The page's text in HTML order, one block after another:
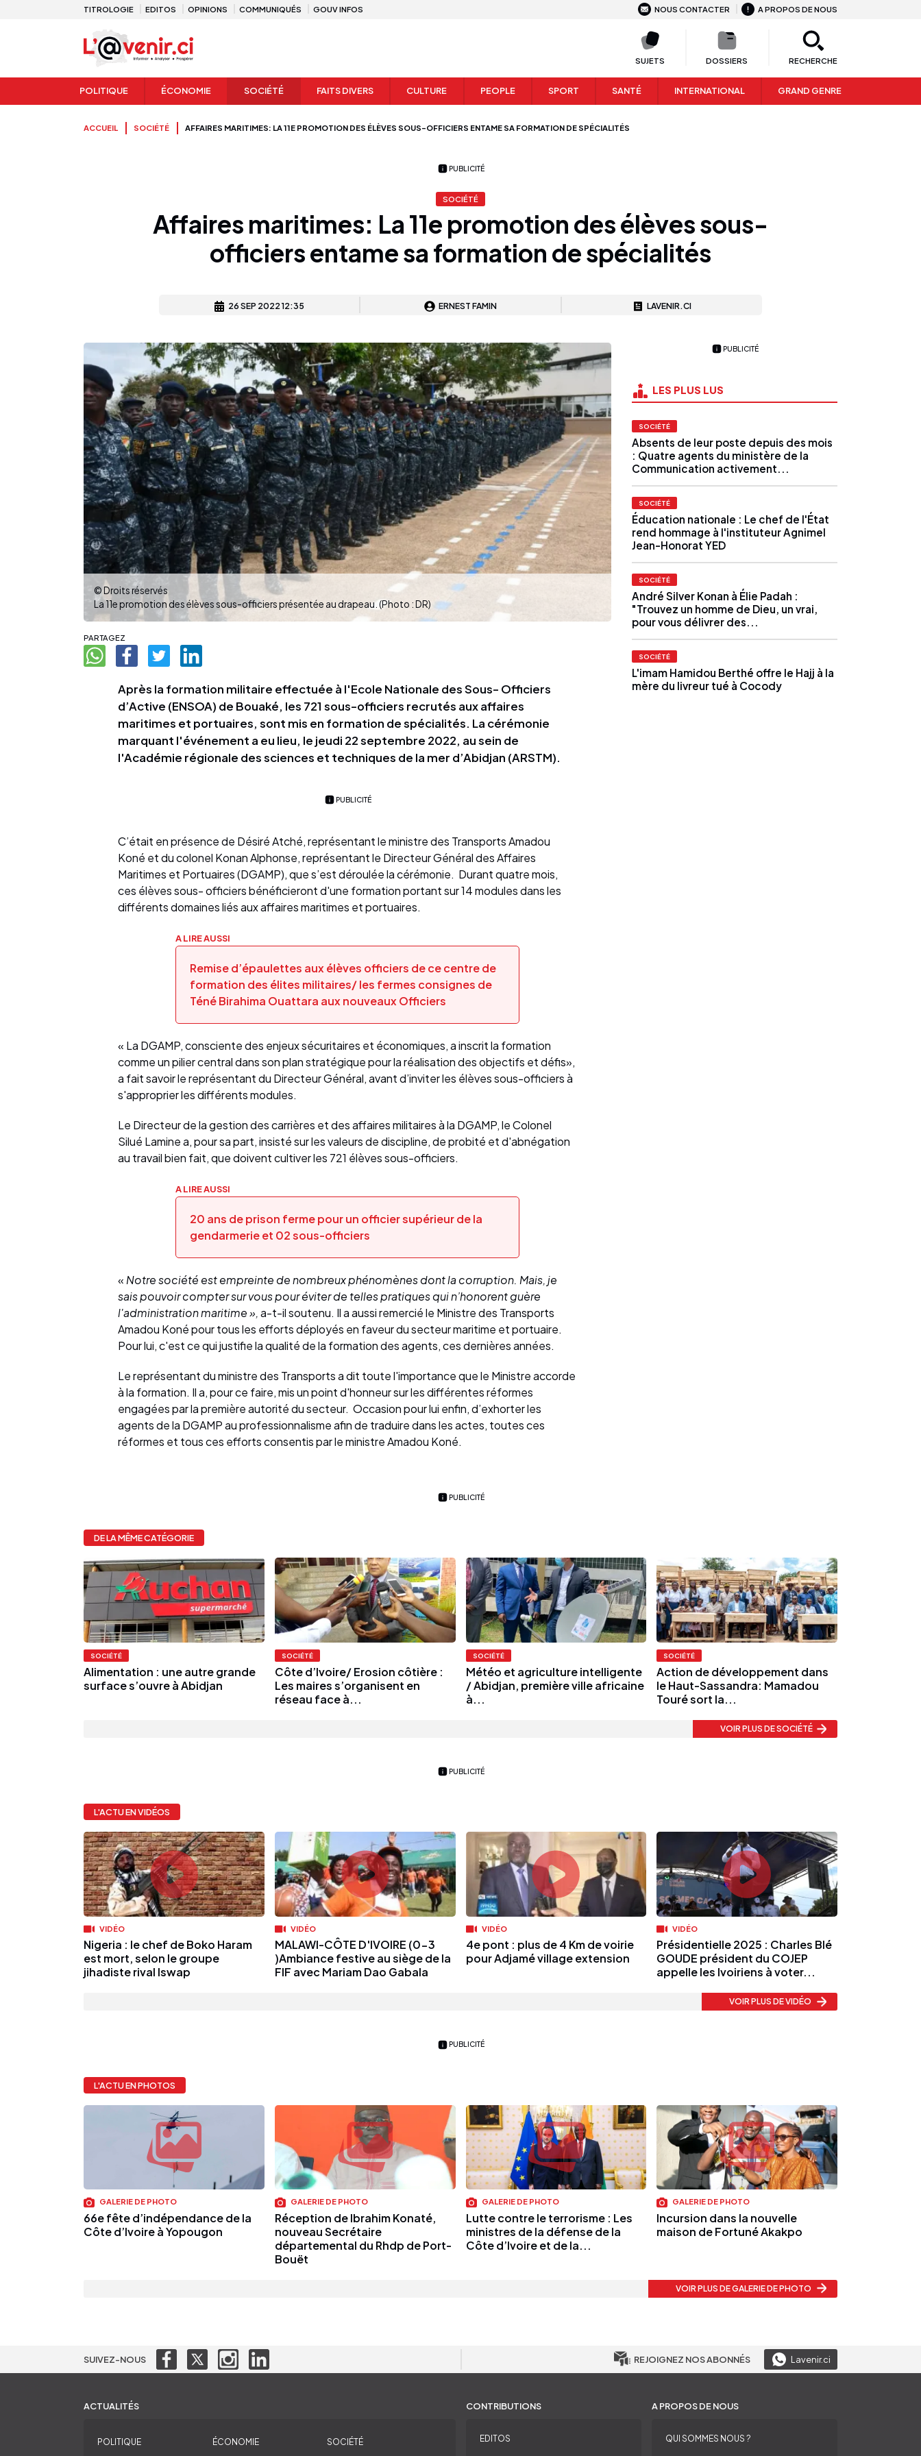
TITROLOGIE EDITOS OPINIONS COMMUNIQUÉS GOUV INFOS NOUS CONTACTER A PROPOS DE NOUS
SUJETS DOSSIERS RECHERCHE
POLITIQUE ÉCONOMIE SOCIÉTÉ FAITS DIVERS CULTURE PEOPLE SPORT SANTÉ INTERNATIONAL GRAND GENRE
ACCUEIL SOCIÉTÉ AFFAIRES MARITIMES: LA 11E PROMOTION DES ÉLÈVES SOUS-OFFICIERS ENTAME SA FORMATION DE SPÉCIALITÉS
PUBLICITÉ
SOCIÉTÉ
Affaires maritimes: La 11e promotion des élèves sous-
officiers entame sa formation de spécialités
26 SEP 2022 12:35 ERNEST FAMIN LAVENIR.CI
© Droits réservés
La 11e promotion des élèves sous-officiers présentée au drapeau. (Photo : DR)
PARTAGEZ
Après la formation militaire effectuée à l'Ecole Nationale des Sous- Officiers
d’Active (ENSOA) de Bouaké, les 721 sous-officiers recrutés aux affaires
maritimes et portuaires, sont mis en formation de spécialités. La cérémonie
marquant l'événement a eu lieu, le jeudi 22 septembre 2022, au sein de
l'Académie régionale des sciences et techniques de la mer d’Abidjan (ARSTM).
PUBLICITÉ
C’était en présence de Désiré Atché, représentant le ministre des Transports Amadou
Koné et du colonel Konan Alphonse, représentant le Directeur Général des Affaires
Maritimes et Portuaires (DGAMP), que s’est déroulée la cérémonie. Durant quatre mois,
ces élèves sous- officiers bénéficieront d'une formation portant sur 14 modules dans les
différents domaines liés aux affaires maritimes et portuaires.
A LIRE AUSSI
Remise d’épaulettes aux élèves officiers de ce centre de
formation des élites militaires/ les fermes consignes de
Téné Birahima Ouattara aux nouveaux Officiers
« La DGAMP, consciente des enjeux sécuritaires et économiques, a inscrit la formation
comme un pilier central dans son plan stratégique pour la réalisation des objectifs et défis»,
a fait savoir le représentant du Directeur Général, avant d’inviter les élèves sous-officiers à
s'approprier les différents modules.
Le Directeur de la gestion des carrières et des affaires militaires à la DGAMP, le Colonel
Silué Lamine a, pour sa part, insisté sur les valeurs de discipline, de probité et d'abnégation
au travail bien fait, que doivent cultiver les 721 élèves sous-officiers.
A LIRE AUSSI
20 ans de prison ferme pour un officier supérieur de la
gendarmerie et 02 sous-officiers
«Notre société est empreinte de nombreux phénomènes dont la corruption. Mais, je
sais pouvoir compter sur vous pour éviter de telles pratiques qui n’honorent guère
l'administration maritime »,a-t-il soutenu. Il a aussi remercié le Ministre des Transports
Amadou Koné pour tous les efforts déployés en faveur du secteur maritime et portuaire.
Pour lui, c'est ce qui justifie la qualité de la formation des agents, ces dernières années.
Le représentant du ministre des Transports a dit toute l'importance que le Ministre accorde
à la formation. Il a, pour ce faire, mis un point d'honneur sur les différentes réformes
engagées par la première autorité du secteur. Occasion pour lui enfin, d’exhorter les
agents de la DGAMP au professionnalisme afin de traduire dans les actes, toutes ces
réformes et tous ces efforts consentis par le ministre Amadou Koné.
PUBLICITÉ
LES PLUS LUS
SOCIÉTÉ
Absents de leur poste depuis des mois
: Quatre agents du ministère de la
Communication activement...
SOCIÉTÉ
Éducation nationale : Le chef de l'État
rend hommage à l'instituteur Agnimel
Jean-Honorat YED
SOCIÉTÉ
André Silver Konan à Élie Padah :
"Trouvez un homme de Dieu, un vrai,
pour vous délivrer des...
SOCIÉTÉ
L'imam Hamidou Berthé offre le Hajj à la
mère du livreur tué à Cocody
PUBLICITÉ
DE LA MÊME CATÉGORIE
SOCIÉTÉ
Alimentation : une autre grande
surface s’ouvre à Abidjan
SOCIÉTÉ
Côte d’Ivoire/ Erosion côtière :
Les maires s’organisent en
réseau face à...
SOCIÉTÉ
Météo et agriculture intelligente
/ Abidjan, première ville africaine
à...
SOCIÉTÉ
Action de développement dans
le Haut-Sassandra: Mamadou
Touré sort la...
VOIR PLUS DE SOCIÉTÉ
PUBLICITÉ
L'ACTU EN VIDÉOS
VIDÉO
Nigeria : le chef de Boko Haram
est mort, selon le groupe
jihadiste rival Iswap
VIDÉO
MALAWI-CÔTE D'IVOIRE (0-3
)Ambiance festive au siège de la
FIF avec Mariam Dao Gabala
VIDÉO
4e pont : plus de 4 Km de voirie
pour Adjamé village extension
VIDÉO
Présidentielle 2025 : Charles Blé
GOUDE président du COJEP
appelle les Ivoiriens à voter...
VOIR PLUS DE VIDÉO
PUBLICITÉ
L'ACTU EN PHOTOS
GALERIE DE PHOTO
66e fête d’indépendance de la
Côte d’Ivoire à Yopougon
GALERIE DE PHOTO
Réception de Ibrahim Konaté,
nouveau Secrétaire
départemental du Rhdp de Port-
Bouët
GALERIE DE PHOTO
Lutte contre le terrorisme : Les
ministres de la défense de la
Côte d’Ivoire et de la...
GALERIE DE PHOTO
Incursion dans la nouvelle
maison de Fortuné Akakpo
VOIR PLUS DE GALERIE DE PHOTO
SUIVEZ-NOUS REJOIGNEZ NOS ABONNÉS Lavenir.ci
ACTUALITÉS
POLITIQUE ÉCONOMIE SOCIÉTÉ
CONTRIBUTIONS
EDITOS
A PROPOS DE NOUS
QUI SOMMES NOUS ?